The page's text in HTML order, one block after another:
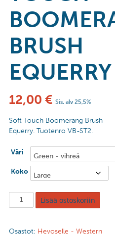
BRUSH
EQUERRY
12,00 € Sis. alv 25,5%
Soft Touch Boomerang Brush
Equerry. Tuotenro VB-ST2.
Väri
Koko
Lisää ostoskoriin
Osastot: Hevoselle - Western